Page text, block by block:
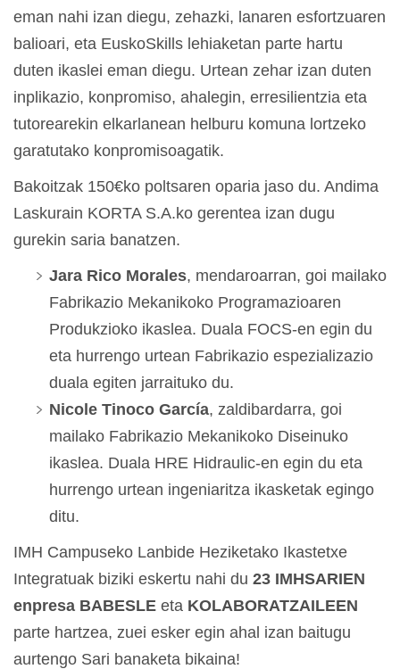
eman nahi izan diegu, zehazki, lanaren esfortzuaren
balioari, eta EuskoSkills lehiaketan parte hartu
duten ikaslei eman diegu. Urtean zehar izan duten
inplikazio, konpromiso, ahalegin, erresilientzia eta
tutorearekin elkarlanean helburu komuna lortzeko
garatutako konpromisoagatik.
Bakoitzak 150€ko poltsaren oparia jaso du. Andima
Laskurain KORTA S.A.ko gerentea izan dugu
gurekin saria banatzen.
Jara Rico Morales, mendaroarran, goi mailako
Fabrikazio Mekanikoko Programazioaren
Produkzioko ikaslea. Duala FOCS-en egin du
eta hurrengo urtean Fabrikazio espezializazio
duala egiten jarraituko du.
Nicole Tinoco García, zaldibardarra, goi
mailako Fabrikazio Mekanikoko Diseinuko
ikaslea. Duala HRE Hidraulic-en egin du eta
hurrengo urtean ingeniaritza ikasketak egingo
ditu.
IMH Campuseko Lanbide Heziketako Ikastetxe
Integratuak biziki eskertu nahi du 23 IMHSARIEN
enpresa BABESLE eta KOLABORATZAILEEN
parte hartzea, zuei esker egin ahal izan baitugu
aurtengo Sari banaketa bikaina!